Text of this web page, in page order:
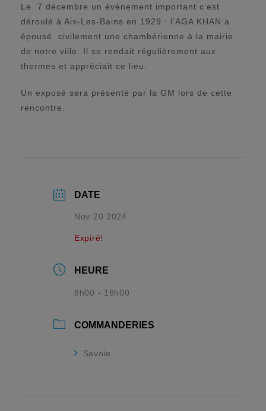
Le 7 décembre un événement important c’est
déroulé à Aix-Les-Bains en 1929 : l’AGA KHAN a
épousé civilement une chambérienne à la mairie
de notre ville. Il se rendait régulièrement aux
thermes et appréciait ce lieu.
Un exposé sera présenté par la GM lors de cette
rencontre.
DATE
Nov 20 2024
Expiré!
HEURE
8h00 - 18h00
COMMANDERIES
Savoie